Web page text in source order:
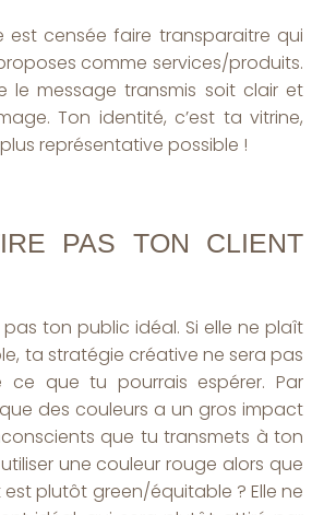
est censée faire transparaitre qui
comme services/produits.
le message transmis soit clair et
Ton identité, c’est ta vitrine,
représentative possible !
PAS TON CLIENT
ton public idéal. Si elle ne plaît
ta stratégie créative ne sera pas
ce que tu pourrais espérer. Par
des couleurs a un gros impact
que tu transmets à ton
une couleur rouge alors que
plutôt green/équitable ? Elle ne